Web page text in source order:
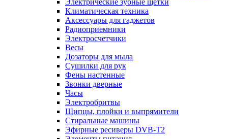
Электрические зубные щетки
Климатическая техника
Аксессуары для гаджетов
Радиоприемники
Электросчетчики
Весы
Дозаторы для мыла
Сушилки для рук
Фены настенные
Звонки дверные
Часы
Электробритвы
Щипцы, плойки и выпрямители
Стиральные машины
Эфирные ресиверы DVB-T2